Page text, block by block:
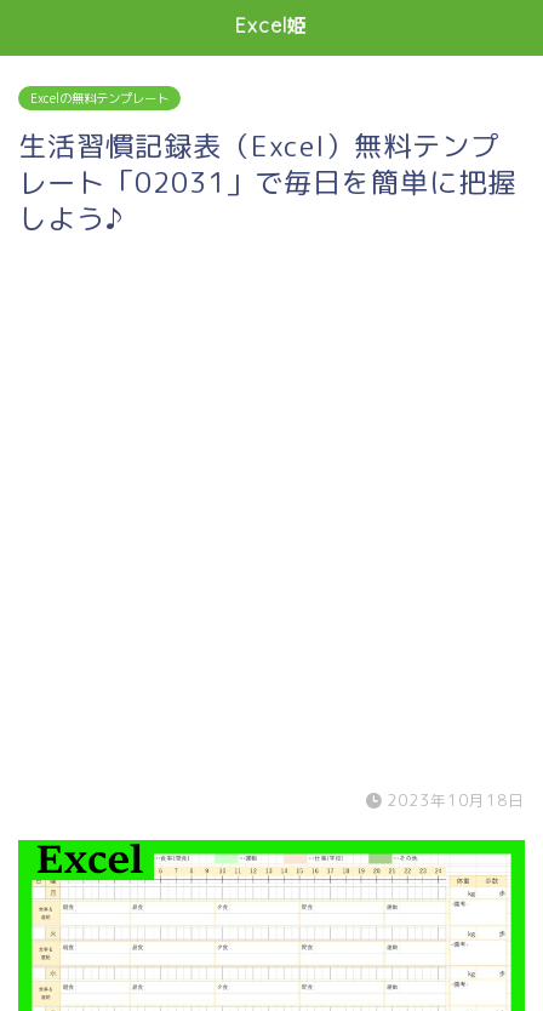
Excel姫
Excelの無料テンプレート
生活習慣記録表（Excel）無料テンプ
レート「02031」で毎日を簡単に把握
しよう♪
2023年10月18日